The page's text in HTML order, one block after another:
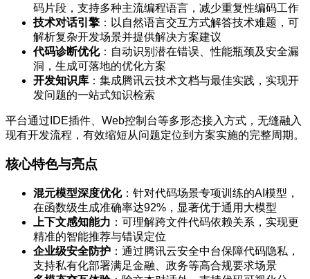
码片段，支持多种主流编程语言，减少重复性编码工作
技术对话引擎 ：以自然语言交互方式解答技术难题，可
解析复杂开发场景并提供解决方案建议
代码诊断优化：自动识别潜在错误、性能瓶颈及安全漏
洞，生成可落地的优化方案
开发知识库 ：集成腾讯云技术文档与最佳实践，实现开
发问题的一站式知识检索
平台通过IDE插件、Web控制台等多形态接入方式，无缝融入
现有开发流程，有效缩短从问题定位到方案实施的完整周期。
核心特色与亮点
混元模型深度优化：针对代码场景专项训练的AI模型，
在函数级生成准确率达92%，显著优于通用大模型
上下文感知能力 ：可理解跨文件代码依赖关系，实现更
精准的智能推荐与错误定位
企业级安全防护 ：通过腾讯云安全中台保障代码隐私，
支持私有化部署满足金融、政务等高合规要求场景